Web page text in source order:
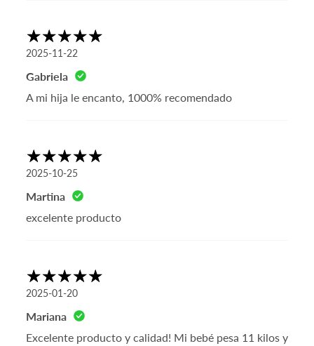
2025-11-22
Gabriela
A mi hija le encanto, 1000% recomendado
2025-10-25
Martina
excelente producto
2025-01-20
Mariana
Excelente producto y calidad! Mi bebé pesa 11 kilos y